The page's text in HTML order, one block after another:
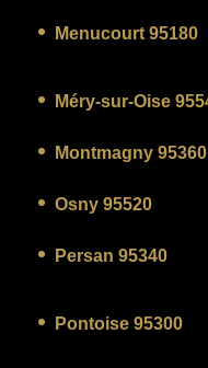
Menucourt 95180
Méry-sur-Oise
Montmagny 95360
Osny 95520
Persan 95340
Pontoise 95300